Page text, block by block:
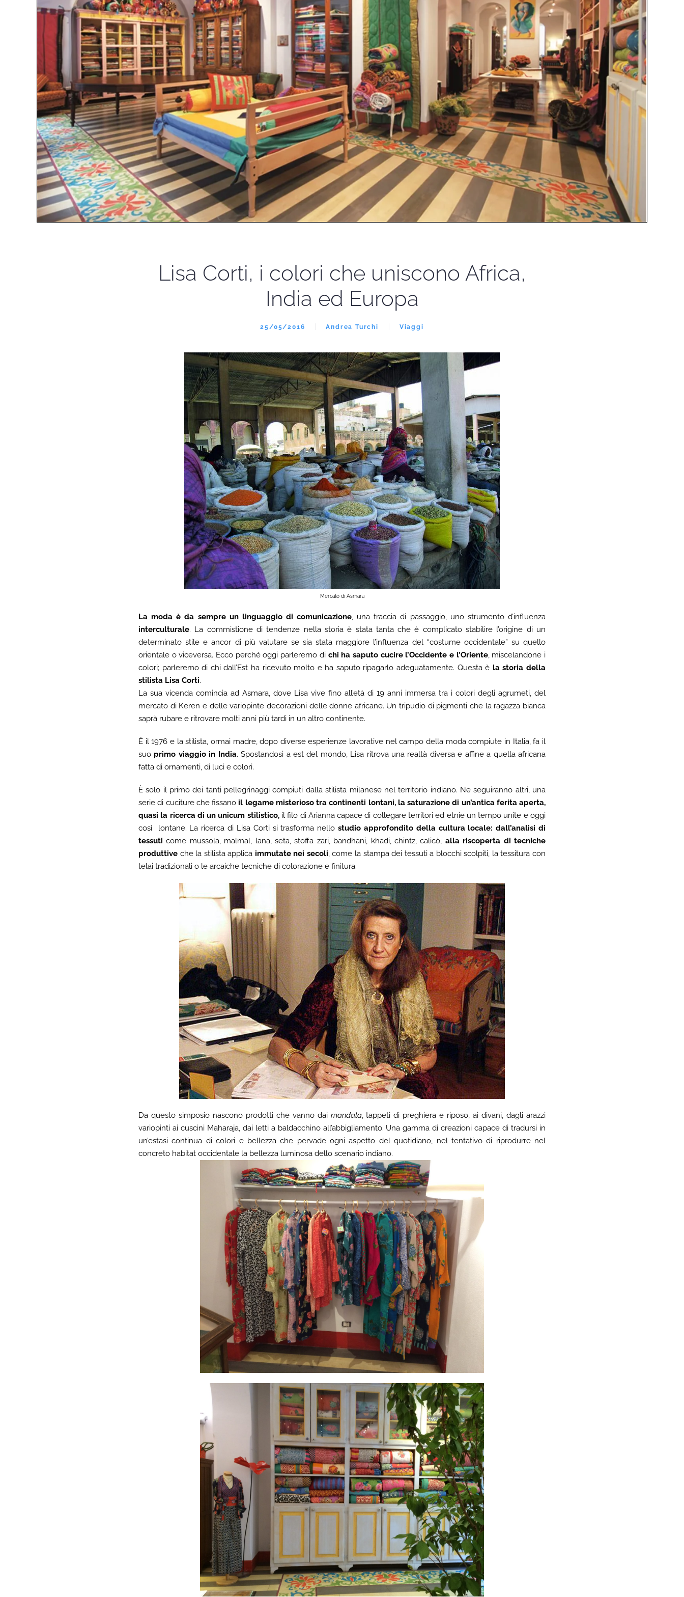
Lisa Corti, i colori che uniscono Africa,
India ed Europa
25/05/2016 Andrea Turchi Viaggi
Mercato di Asmara
La moda è da sempre un linguaggio di comunicazione , una traccia di passaggio, uno strumento d’influenza
interculturale. La commistione di tendenze nella storia è stata tanta che è complicato stabilire l’origine di un
determinato stile e ancor di più valutare se sia stata maggiore l’influenza del “costume occidentale” su quello
orientale o viceversa. Ecco perché oggi parleremo di chi ha saputo cucire l’Occidente e l’Oriente, miscelandone i
colori; parleremo di chi dall’Est ha ricevuto molto e ha saputo ripagarlo adeguatamente. Questa è la storia della
stilista Lisa Corti.
La sua vicenda comincia ad Asmara, dove Lisa vive fino all’età di 19 anni immersa tra i colori degli agrumeti, del
mercato di Keren e delle variopinte decorazioni delle donne africane. Un tripudio di pigmenti che la ragazza bianca
saprà rubare e ritrovare molti anni più tardi in un altro continente.
È il 1976 e la stilista, ormai madre, dopo diverse esperienze lavorative nel campo della moda compiute in Italia, fa il
suo primo viaggio in India. Spostandosi a est del mondo, Lisa ritrova una realtà diversa e affine a quella africana
fatta di ornamenti, di luci e colori.
È solo il primo dei tanti pellegrinaggi compiuti dalla stilista milanese nel territorio indiano. Ne seguiranno altri, una
serie di cuciture che fissano il legame misterioso tra continenti lontani, la saturazione di un’antica ferita aperta,
quasi la ricerca di un unicum stilistico,il filo di Arianna capace di collegare territori ed etnie un tempo unite e oggi
così lontane. La ricerca di Lisa Corti si trasforma nellostudio approfondito della cultura locale: dall’analisi di
tessuti come mussola, malmal, lana, seta, stoffa zari, bandhani, khadi, chintz, calicò, alla riscoperta di tecniche
produttive che la stilista applica immutate nei secoli , come la stampa dei tessuti a blocchi scolpiti, la tessitura con
telai tradizionali o le arcaiche tecniche di colorazione e finitura.
Da questo simposio nascono prodotti che vanno dai mandala, tappeti di preghiera e riposo, ai divani, dagli arazzi
variopinti ai cuscini Maharaja, dai letti a baldacchino all’abbigliamento. Una gamma di creazioni capace di tradursi in
un’estasi continua di colori e bellezza che pervade ogni aspetto del quotidiano, nel tentativo di riprodurre nel
concreto habitat occidentale la bellezza luminosa dello scenario indiano.